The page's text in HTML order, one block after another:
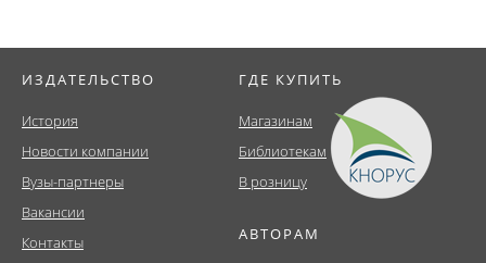
ИЗДАТЕЛЬСТВО
История
Новости компании
Вузы-партнеры
Вакансии
Контакты
ГДЕ КУПИТЬ
Магазинам
Библиотекам
В розницу
АВТОРАМ